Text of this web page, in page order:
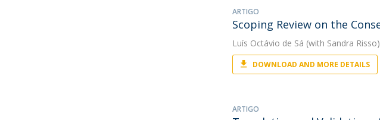
ARTIGO
Scoping Review on the
Luís Octávio de Sá (with Sandra
DOWNLOAD AND MORE DETAILS
ARTIGO